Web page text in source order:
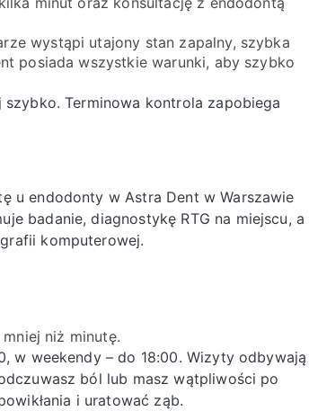
wystąpi utajony stan zapalny, szybka
posiada wszystkie warunki, aby szybko
Terminowa kontrola zapobiega
u endodonty w Astra Dent w Warszawie
badanie, diagnostykę RTG na miejscu, a
komputerowej.
niż minutę.
w weekendy – do 18:00. Wizyty odbywają
ból lub masz wątpliwości po
i uratować ząb.